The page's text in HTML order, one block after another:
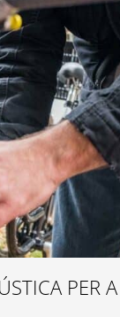
PER